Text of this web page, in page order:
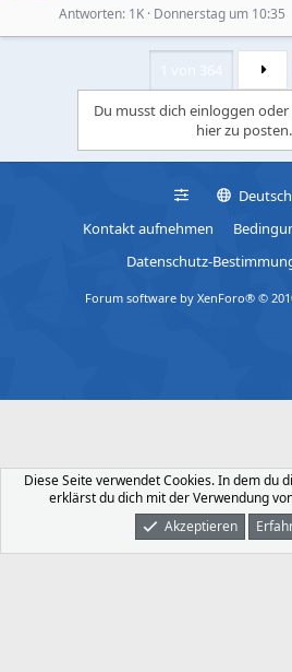
Antworten 1K Donnerstag um 10:35
Du musst dich einloggen
hier zu posten.
Kontakt aufnehmen
Datenschutz-
Forum software by XenForo® ©
Was Ist Neu Dunkler Modus
Diese Seite verwendet Cookies. In dem du
erklärst du dich mit der Verwendung
Akzeptieren